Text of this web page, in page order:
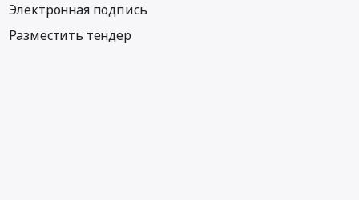
Электронная подпись
Разместить тендер